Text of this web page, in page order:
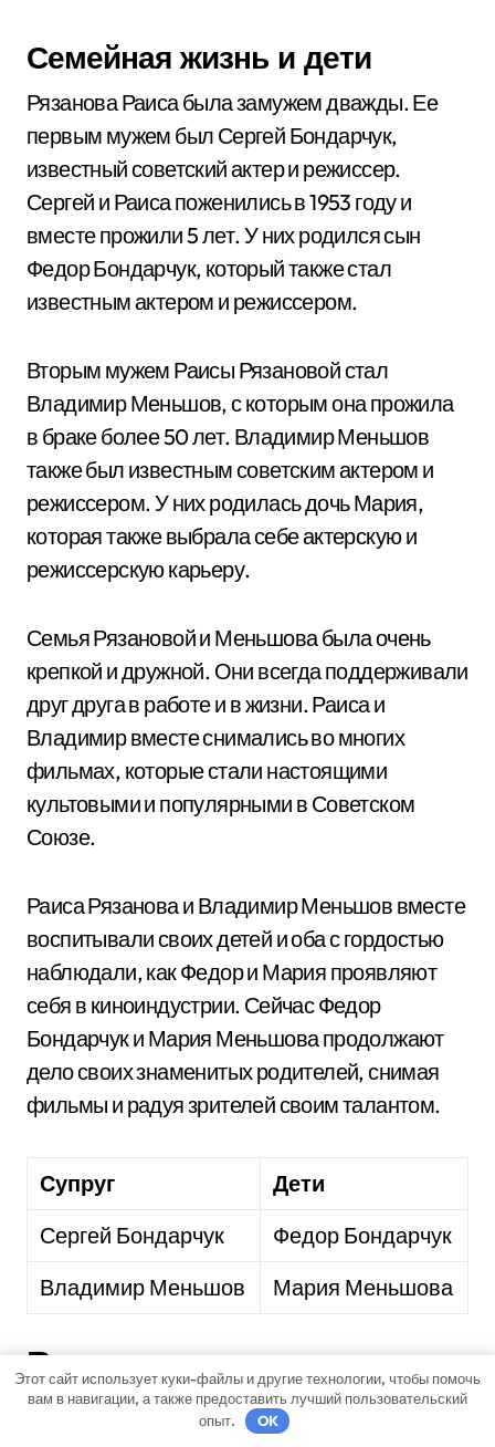
Семейная жизнь и дети
Рязанова Раиса была замужем дважды. Ее
первым мужем был Сергей Бондарчук,
известный советский актер и режиссер.
Сергей и Раиса поженились в 1953 году и
вместе прожили 5 лет. У них родился сын
Федор Бондарчук, который также стал
известным актером и режиссером.
Вторым мужем Раисы Рязановой стал
Владимир Меньшов, с которым она прожила
в браке более 50 лет. Владимир Меньшов
также был известным советским актером и
режиссером. У них родилась дочь Мария,
которая также выбрала себе актерскую и
режиссерскую карьеру.
Семья Рязановой и Меньшова была очень
крепкой и дружной. Они всегда поддерживали
друг друга в работе и в жизни. Раиса и
Владимир вместе снимались во многих
фильмах, которые стали настоящими
культовыми и популярными в Советском
Союзе.
Раиса Рязанова и Владимир Меньшов вместе
воспитывали своих детей и оба с гордостью
наблюдали, как Федор и Мария проявляют
себя в киноиндустрии. Сейчас Федор
Бондарчук и Мария Меньшова продолжают
дело своих знаменитых родителей, снимая
фильмы и радуя зрителей своим талантом.
Супруг
Дети
Сергей Бондарчук
Федор Бондарчук
Владимир Меньшов
Мария Меньшова
Вопрос-ответ:
Какие роли исполнила Рязанова
Этот сайт использует куки-файлы и другие технологии, чтобы помочь
вам в навигации, а также предоставить лучший пользовательский
опыт.
OK